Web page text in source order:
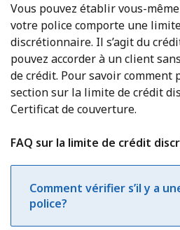
Vous pouvez établir vous-
votre police comporte une
discrétionnaire. Il s’agit du
pouvez accorder à un client
de crédit. Pour savoir comment
section sur la limite de crédit
Certificat de couverture.
FAQ sur la limite de crédit
Comment vérifier s’il y a
police?